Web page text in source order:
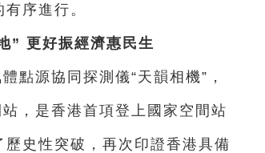
序進行。
” 更好振經濟惠民生
點源協同探測儀“天韻相機”，
，是香港首項登上國家空間站
史性突破，再次印證香港具備